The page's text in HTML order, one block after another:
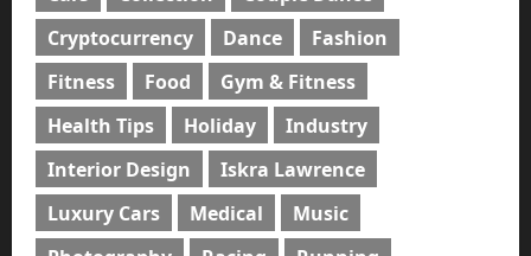
Cryptocurrency
Dance
Fashion
Fitness
Food
Gym & Fitness
Health Tips
Holiday
Industry
Interior Design
Iskra Lawrence
Luxury Cars
Medical
Music